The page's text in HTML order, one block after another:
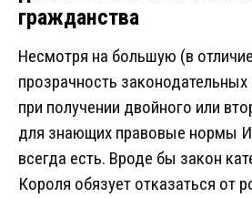
гражданства
Несмотря на большую (в
прозрачность
при получении двойного или
для знающих правовые нормы
всегда есть. Вроде бы закон
Короля обязует отказаться от